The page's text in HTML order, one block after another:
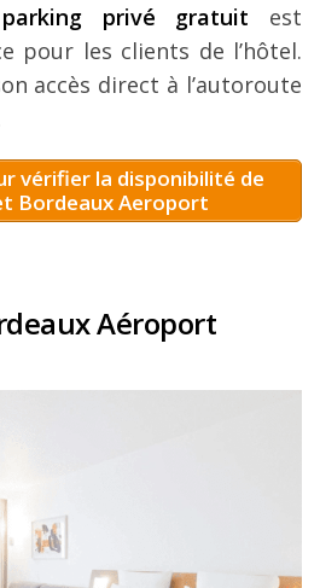
parking privé gratuit est
pour les clients de l’hôtel.
accès direct à l’autoroute
vérifier la disponibilité de
Bordeaux Aeroport
Aéroport